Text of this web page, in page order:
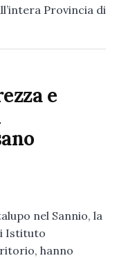
Provincia di
e
nel Sannio, la
Istituto
hanno